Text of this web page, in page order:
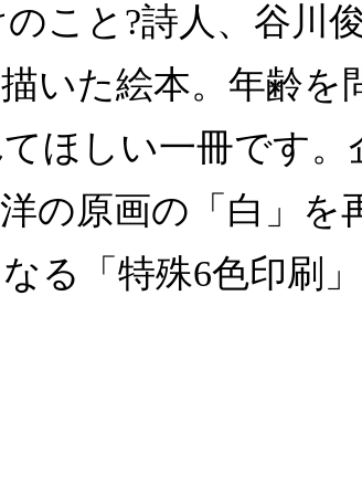
こと?詩人、谷川
いた絵本。年齢を
ほしい一冊です
の原画の「白」
る「特殊6色印刷」